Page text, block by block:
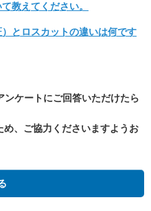
教えてください。
とロスカットの違いは何です
ケートにご回答いただけたら
、ご協力くださいますようお